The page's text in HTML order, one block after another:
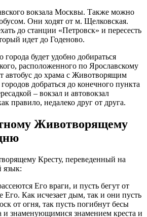
вокзала Москвы. Также можно
Они ходят от м. Щелковская.
до станции «Петровск» и пересесть
идет до Годеново.
будет удобно добираться
расположенного по Ярославскому
автобус до храма с Животворящим
добраться до конечного пункта
– вокзал и автовокзал
правило, недалеко друг от друга.
Животворящему
Кресту, переведенный на
язык:
Его враги, и пусть бегут от
Его. Как исчезает дым, так и они пусть
от огня, так пусть погибнут бесы
знаменующимися знамением креста и